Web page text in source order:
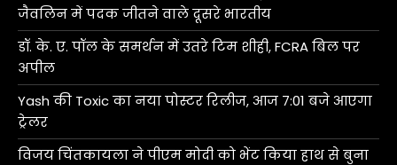
जैवलिन में पदक जीतने वाले दूसरे भारतीय
डॉ. के. ए. पॉल के समर्थन में उतरे टिम शीही, FCRA बिल पर
अपील
Yash की Toxic का नया पोस्टर रिलीज, आज 7:01 बजे आएगा
ट्रेलर
विजय चिंतकायला ने पीएम मोदी को भेंट किया हाथ से बुना